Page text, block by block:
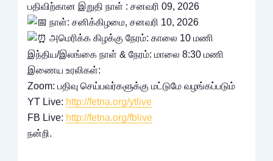
பதிவிற்கான இறுதி நாள் : சனவரி 09, 2026
நாள்: சனிக்கிழமை, சனவரி 10, 2026
அமெரிக்க கிழக்கு நேரம்: காலை 10 மணி
இந்திய/இலங்கை நாள் & நேரம்: மாலை 8:30 மணி
இணைய உரலிகள்:
Zoom: பதிவு செய்பவர்களுக்கு மட்டுமே வழங்கப்படும்
YT Live: http://fetna.org/ytlive
FB Live: http://fetna.org/fblive
நன்றி.